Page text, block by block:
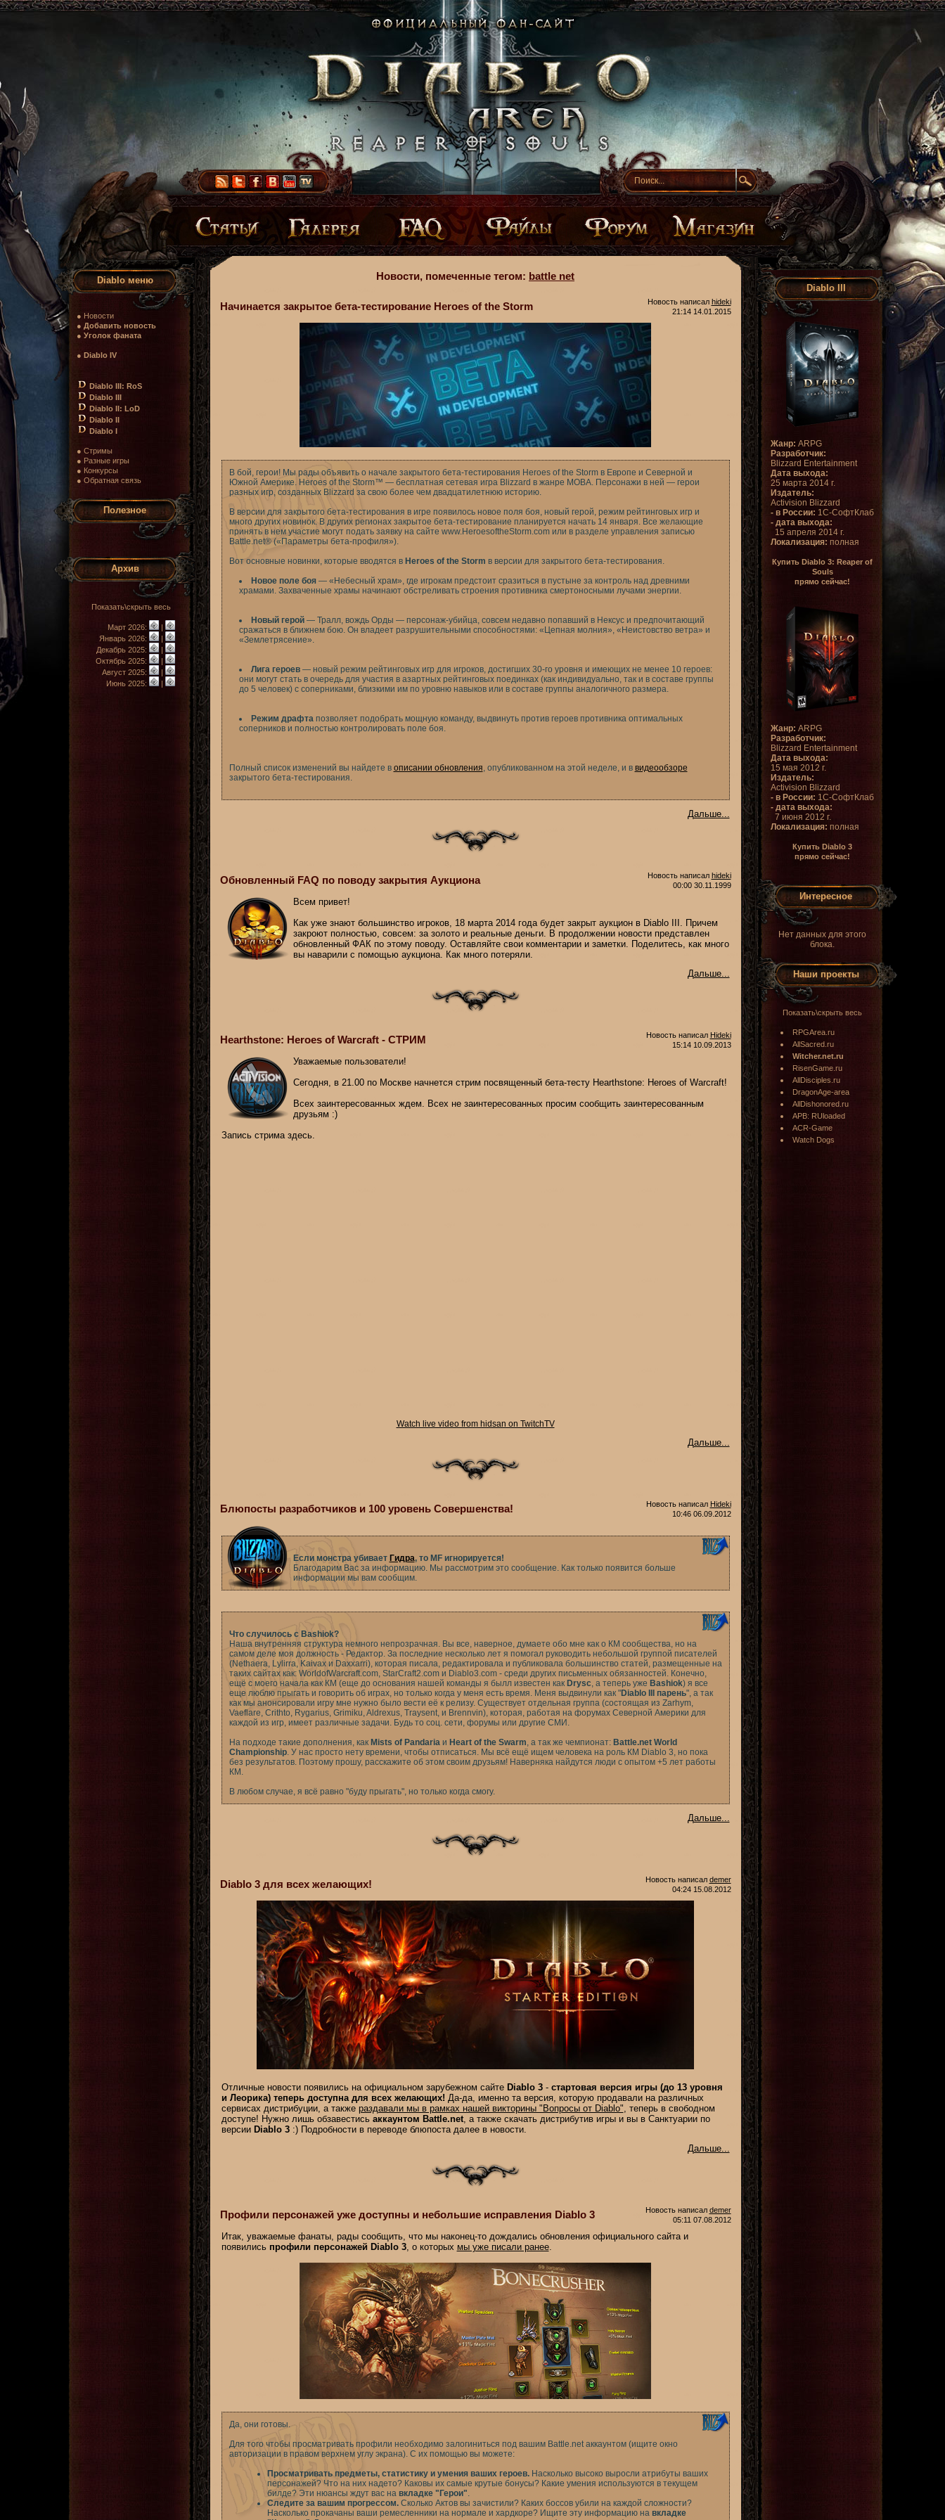
Diablo меню
● Новости
● Добавить новость
● Уголок фаната
● Diablo IV
Diablo III: RoS
Diablo III
Diablo II: LoD
Diablo II
Diablo I
● Стримы
● Разные игры
● Конкурсы
● Обратная связь
Полезное
Архив
Показать\скрыть весь
Март 2026:
|
Январь 2026:
|
Декабрь 2025:
|
Октябрь 2025:
|
Август 2025:
|
Июнь 2025:
|
Новости, помеченные тегом: battle net
Начинается закрытое бета-тестирование Heroes of the Storm Новость написал hideki
21:14 14.01.2015
В бой, герои! Мы рады объявить о начале закрытого бета-тестирования Heroes of the Storm в Европе и Северной и
Южной Америке. Heroes of the Storm™ — бесплатная сетевая игра Blizzard в жанре MOBA. Персонажи в ней — герои
разных игр, созданных Blizzard за свою более чем двадцатилетнюю историю.
В версии для закрытого бета-тестирования в игре появилось новое поля боя, новый герой, режим рейтинговых игр и
много других новинок. В других регионах закрытое бета-тестирование планируется начать 14 января. Все желающие
принять в нем участие могут подать заявку на сайте www.HeroesoftheStorm.com или в разделе управления записью
Battle.net® («Параметры бета-профиля»).
Вот основные новинки, которые вводятся в Heroes of the Storm в версии для закрытого бета-тестирования.
Новое поле боя— «Небесный храм», где игрокам предстоит сразиться в пустыне за контроль над древними
храмами. Захваченные храмы начинают обстреливать строения противника смертоносными лучами энергии.
Новый герой— Тралл, вождь Орды — персонаж-убийца, совсем недавно попавший в Нексус и предпочитающий
сражаться в ближнем бою. Он владеет разрушительными способностями: «Цепная молния», «Неистовство ветра» и
«Землетрясение».
Лига героев— новый режим рейтинговых игр для игроков, достигших 30-го уровня и имеющих не менее 10 героев:
они могут стать в очередь для участия в азартных рейтинговых поединках (как индивидуально, так и в составе группы
до 5 человек) с соперниками, близкими им по уровню навыков или в составе группы аналогичного размера.
Режим драфтапозволяет подобрать мощную команду, выдвинуть против героев противника оптимальных
соперников и полностью контролировать поле боя.
Полный список изменений вы найдете в описании обновления, опубликованном на этой неделе, и в видеообзоре
закрытого бета-тестирования.
Дальше...
Обновленный FAQ по поводу закрытия Аукциона Новость написал hideki
00:00 30.11.1999
Всем привет!
Как уже знают большинство игроков, 18 марта 2014 года будет закрыт аукцион в Diablo III. Причем
закроют полностью, совсем: за золото и реальные деньги. В продолжении новости представлен
обновленный ФАК по этому поводу. Оставляйте свои комментарии и заметки. Поделитесь, как много
вы наварили с помощью аукциона. Как много потеряли.
Дальше...
Hearthstone: Heroes of Warcraft - СТРИМ Новость написал Hideki
15:14 10.09.2013
Уважаемые пользователи!
Сегодня, в 21.00 по Москве начнется стрим посвященный бета-тесту Hearthstone: Heroes of Warcraft!
Всех заинтересованных ждем. Всех не заинтересованных просим сообщить заинтересованным
друзьям :)
Запись стрима здесь.
Watch live video from hidsan on TwitchTV
Дальше...
Блюпосты разработчиков и 100 уровень Совершенства! Новость написал Hideki
10:46 06.09.2012
Если монстра убивает Гидра, то MF игнорируется!
Благодарим Вас за информацию. Мы рассмотрим это сообщение. Как только появится больше
информации мы вам сообщим.
Что случилось с Bashiok?
Наша внутренняя структура немного непрозрачная. Вы все, наверное, думаете обо мне как о КМ сообщества, но на
самом деле моя должность - Редактор. За последние несколько лет я помогал руководить небольшой группой писателей
(Nethaera, Lylirra, Kaivax и Daxxarri), которая писала, редактировала и публиковала большинство статей, размещенные на
таких сайтах как: WorldofWarcraft.com, StarCraft2.com и Diablo3.com - среди других письменных обязанностей. Конечно,
ещё с моего начала как КМ (еще до основания нашей команды я былл известен как Drysc, а теперь уже Bashiok) я все
еще люблю прыгать и говорить об играх, но только когда у меня есть время. Меня выдвинули как "Diablo III парень", а так
как мы анонсировали игру мне нужно было вести её к релизу. Существует отдельная группа (состоящая из Zarhym,
Vaeflare, Crithto, Rygarius, Grimiku, Aldrexus, Traysent, и Brennvin), которая, работая на форумах Северной Америки для
каждой из игр, имеет различные задачи. Будь то соц. сети, форумы или другие СМИ.
На подходе такие дополнения, как Mists of Pandariaи Heart of the Swarm, а так же чемпионат: Battle.net World
Championship. У нас просто нету времени, чтобы отписаться. Мы всё ещё ищем человека на роль КМ Diablo 3, но пока
без результатов. Поэтому прошу, расскажите об этом своим друзьям! Наверняка найдутся люди с опытом +5 лет работы
КМ.
В любом случае, я всё равно "буду прыгать", но только когда смогу.
Дальше...
Diablo 3 для всех желающих! Новость написал demer
04:24 15.08.2012
Отличные новости появились на официальном зарубежном сайте Diablo 3- стартовая версия игры (до 13 уровня
и Леорика) теперь доступна для всех желающих! Да-да, именно та версия, которую продавали на различных
сервисах дистрибуции, а также раздавали мы в рамках нашей викторины "Вопросы от Diablo", теперь в свободном
доступе! Нужно лишь обзавестись аккаунтом Battle.net, a также скачать дистрибутив игры и вы в Санктуарии по
версии Diablo 3:) Подробности в переводе блюпоста далее в новости.
Дальше...
Профили персонажей уже доступны и небольшие исправления Diablo 3 Новость написал demer
05:11 07.08.2012
Итак, уважаемые фанаты, рады сообщить, что мы наконец-то дождались обновления официального сайта и
появились профили персонажей Diablo 3, о которых мы уже писали ранее.
Да, они готовы.
Для того чтобы просматривать профили необходимо залогиниться под вашим Battle.net аккаунтом (ищите окно
авторизации в правом верхнем углу экрана). С их помощью вы можете:
Просматривать предметы, статистику и умения ваших героев.Насколько высоко выросли атрибуты ваших
персонажей? Что на них надето? Каковы их самые крутые бонусы? Какие умения используются в текущем
билде? Эти нюансы ждут вас на вкладке "Герои".
Следите за вашим прогрессом.Сколько Актов вы зачистили? Каких боссов убили на каждой сложности?
Насколько прокачаны ваши ремесленники на нормале и хардкоре? Ищите эту информацию на вкладке
Diablo III
Жанр: ARPG
Разработчик:
Blizzard Entertainment
Дата выхода:
25 марта 2014 г.
Издатель:
Activision Blizzard
- в России: 1С-СофтКлаб
- дата выхода:
15 апреля 2014 г.
Локализация: полная
Купить Diablo 3: Reaper of
Souls
прямо сейчас!
Жанр: ARPG
Разработчик:
Blizzard Entertainment
Дата выхода:
15 мая 2012 г.
Издатель:
Activision Blizzard
- в России: 1С-СофтКлаб
- дата выхода:
7 июня 2012 г.
Локализация: полная
Купить Diablo 3
прямо сейчас!
Интересное
Нет данных для этого
блока.
Наши проекты
Показать\скрыть весь
RPGArea.ru
AllSacred.ru
Witcher.net.ru
RisenGame.ru
AllDisciples.ru
DragonAge-area
AllDishonored.ru
APB: RUloaded
ACR-Game
Watch Dogs